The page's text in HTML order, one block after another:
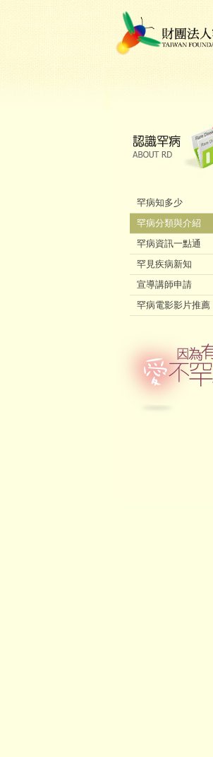
罕病知多少
罕病分類與介紹
罕病資訊一點通
罕見疾病新知
宣導講師申請
罕病電影影片推薦